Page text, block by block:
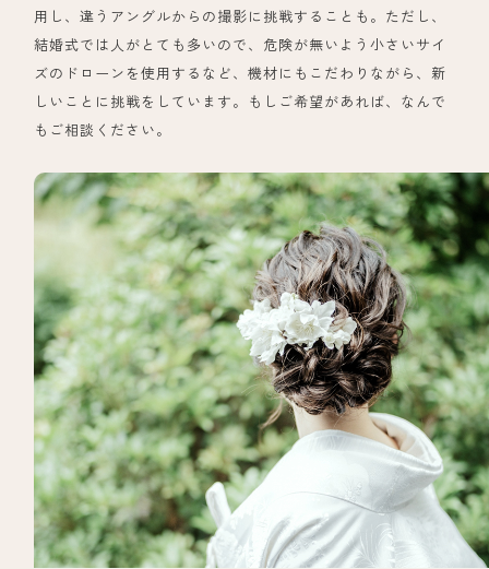
用し、違うアングルからの撮影に挑戦することも。ただし、
結婚式では人がとても多いので、危険が無いよう小さいサイ
ズのドローンを使用するなど、機材にもこだわりながら、新
しいことに挑戦をしています。もしご希望があれば、なんで
もご相談ください。